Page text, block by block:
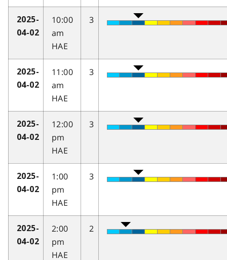
2025-
04-02
10:00
am
HAE
3
2025-
04-02
11:00
am
HAE
3
2025-
04-02
12:00
pm
HAE
3
2025-
04-02
1:00
pm
HAE
3
2025-
04-02
2:00
pm
HAE
2